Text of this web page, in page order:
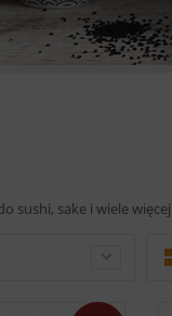
sushi, sake i wiele więcej